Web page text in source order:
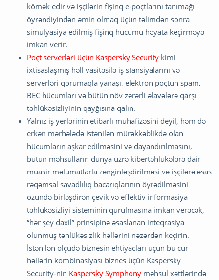
kömək edir və işçilərin fişinq e-poçtlarını tanımağı
öyrəndiyindən əmin olmaq üçün təlimdən sonra
simulyasiya edilmiş fişinq hücumu həyata keçirməyə
imkan verir.
Poçt serverləri üçün Kaspersky Security kimi
ixtisaslaşmış həll vasitəsilə iş stansiyalarını və
serverləri qorumaqla yanaşı, elektron poçtun spam,
BEC hücumları və bütün növ zərərli əlavələrə qarşı
təhlükəsizliyinin qayğısına qalın.
Yalnız iş yerlərinin etibarlı mühafizəsini deyil, həm də
erkən mərhələdə istənilən mürəkkəblikdə olan
hücumların aşkar edilməsini və dayandırılmasını,
bütün məhsulların dünya üzrə kibertəhlükələrə dair
müasir məlumatlarla zənginləşdirilməsi və işçilərə əsas
rəqəmsal savadlılıq bacarıqlarının öyrədilməsini
özündə birləşdirən çevik və effektiv informasiya
təhlükəsizliyi sisteminin qurulmasına imkan verəcək,
“hər şey daxil” prinsipinə əsaslanan inteqrasiya
olunmuş təhlükəsizlik həllərini nəzərdən keçirin.
İstənilən ölçüdə biznesin ehtiyacları üçün bu cür
həllərin kombinasiyası biznes üçün Kaspersky
Security-nin Kaspersky Symphony məhsul xəttlərində